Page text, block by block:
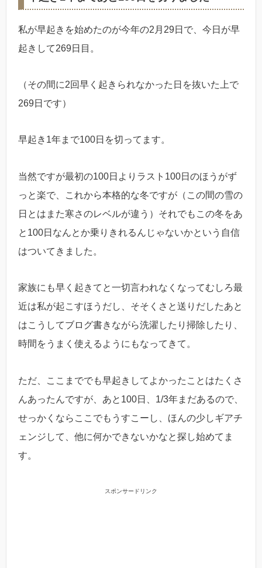
私が早起きを始めたのが今年の2月29日で、今日が早
起きして269日目。
（その間に2回早く起きられなかった日を抜いた上で
269日です）
早起き1年まで100日を切ってます。
当然ですが最初の100日よりラスト100日のほうがず
っと楽で、これから本格的な冬ですが（この間の雪の
日とはまた寒さのレベルが違う）それでもこの冬をあ
と100日なんとか乗りきれるんじゃないかという自信
はついてきました。
家族にも早く起きてと一切言われなくなってむしろ最
近は私が起こすほうだし、そそくさと送りだしたあと
はこうしてブログ書きながら洗濯したり掃除したり、
時間をうまく使えるようにもなってきて。
ただ、ここまででも早起きしてよかったことはたくさ
んあったんですが、あと100日、1/3年まだあるので、
せっかくならここでもうすこーし、ほんの少しギアチ
ェンジして、他に何かできないかなと探し始めてま
す。
スポンサードリンク